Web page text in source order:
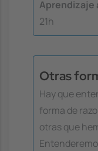
Aprendizaje
21h
Otras
Hay que
forma de
otras que